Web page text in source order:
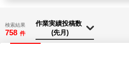
検索結果
758 件